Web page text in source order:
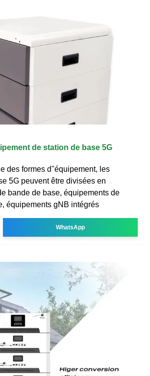
de station de base 5G
des formes d''équipement, les
5G peuvent être divisées en
bande de base, équipements de
équipements gNB intégrés
WhatsApp